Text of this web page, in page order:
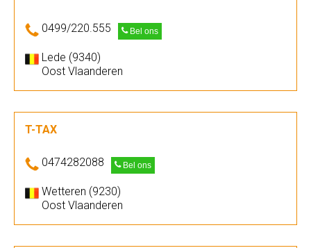
0499/220.555 Bel ons
Lede (9340)
Oost Vlaanderen
T-TAX
0474282088 Bel ons
Wetteren (9230)
Oost Vlaanderen